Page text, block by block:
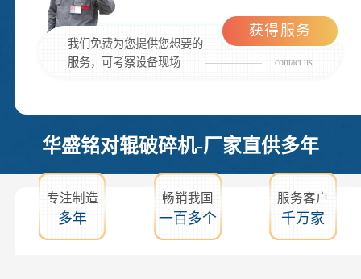
我们免费为您提供您想要的
服务，可考察设备现场
contact us
获得服务
华盛铭对辊破碎机-厂家直供多年
专注制造
多年
畅销我国
一百多个
服务客户
千万家